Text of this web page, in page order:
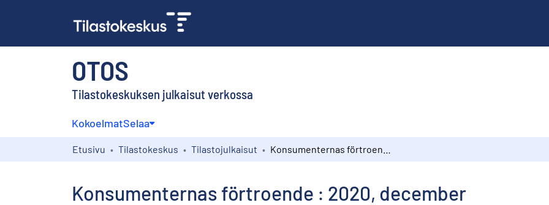
OTOS
Tilastokeskuksen julkaisut verkossa
KokoelmatSelaa
Etusivu Tilastokeskus Tilastojulkaisut
Konsumenternas förtroende : 2020, december